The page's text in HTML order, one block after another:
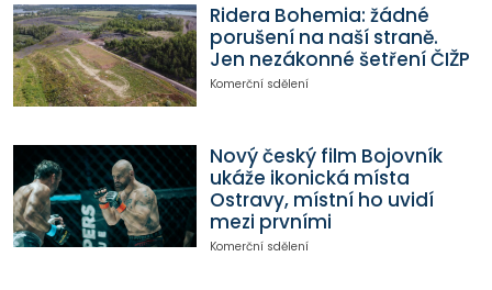
Ridera Bohemia: žádné
porušení na naší straně.
Jen nezákonné šetření ČIŽP
Komerční sdělení
Nový český film Bojovník
ukáže ikonická místa
Ostravy, místní ho uvidí
mezi prvními
Komerční sdělení